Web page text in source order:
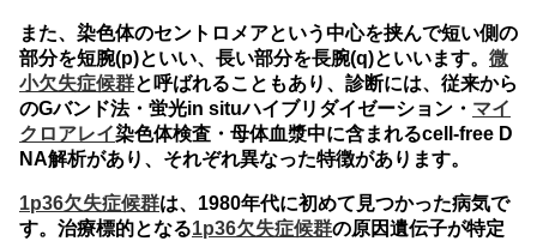
また、染色体のセントロメアという中心を挟んで短い側の
部分を短腕(p)といい、長い部分を長腕(q)といいます。 微
小欠失症候群と呼ばれることもあり、診断には、従来から
のGバンド法・蛍光in situハイブリダイゼーション・ マイ
クロアレイ染色体検査・母体血漿中に含まれるcell-free D
NA解析があり、それぞれ異なった特徴があります。
1p36欠失症候群は、1980年代に初めて見つかった病気で
す。治療標的となる1p36欠失症候群の原因遺伝子が特定